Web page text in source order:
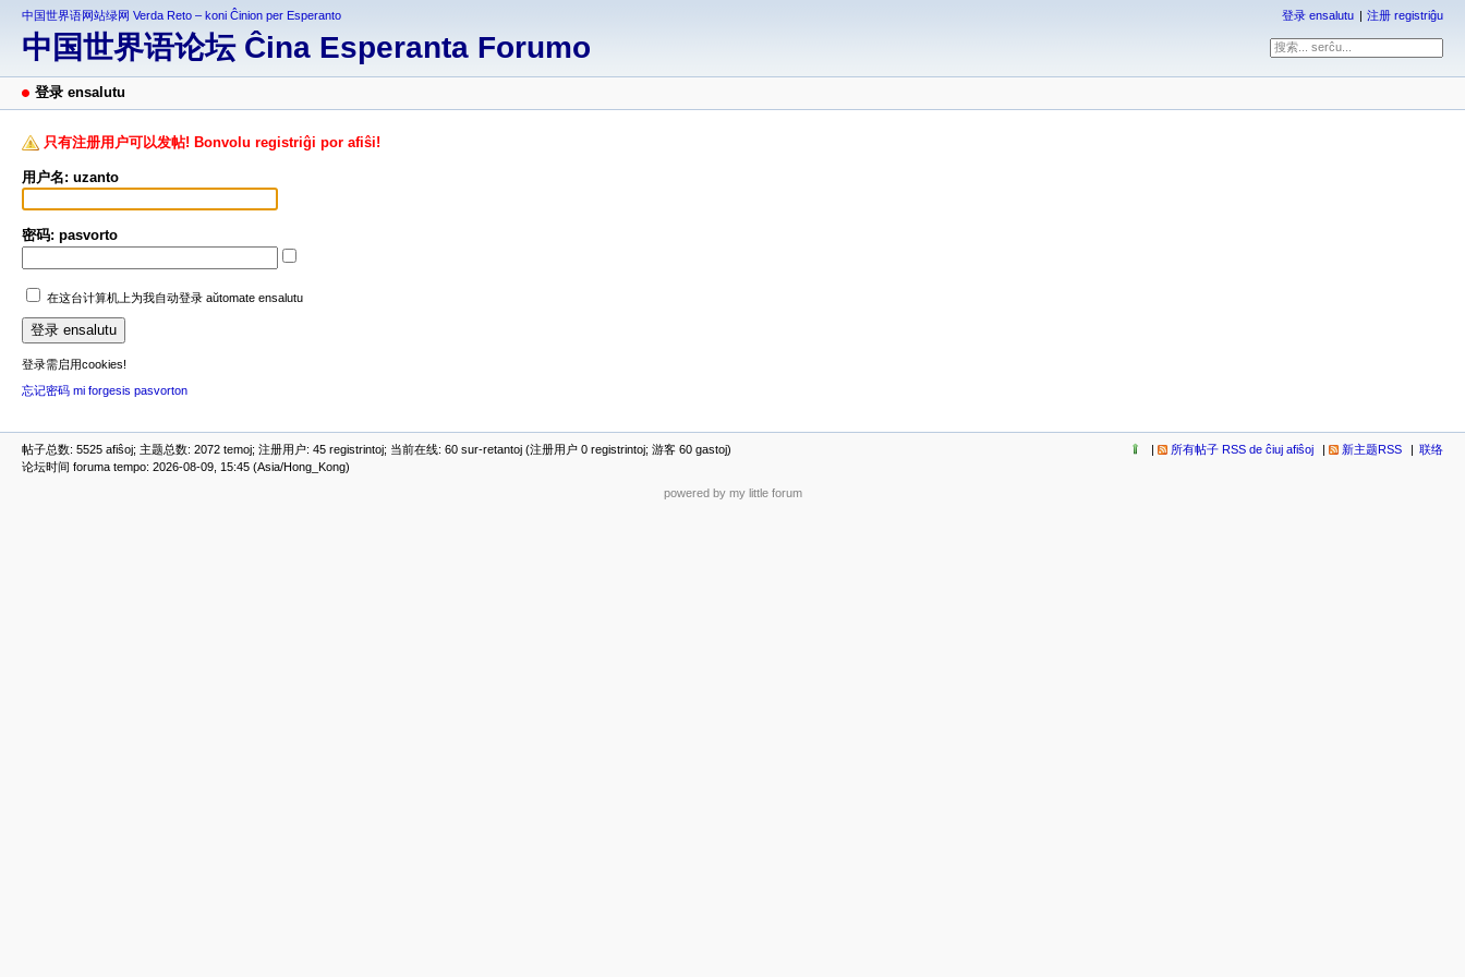
中国世界语网站绿网 Verda Reto – koni Ĉinion per Esperanto
中国世界语论坛 Ĉina Esperanta Forumo
登录 ensalutu 注册 registriĝu
登录 ensalutu
只有注册用户可以发帖! Bonvolu registriĝi por afiŝi!
用户名: uzanto
密码: pasvorto
在这台计算机上为我自动登录 aŭtomate ensalutu
登录需启用cookies!
忘记密码 mi forgesis pasvorton
帖子总数: 5525 afiŝoj; 主题总数: 2072 temoj; 注册用户: 45 registrintoj; 当前在线: 60 sur-retantoj (注册用户 0 registrintoj; 游客 60 gastoj)
论坛时间 foruma tempo: 2026-08-09, 15:45 (Asia/Hong_Kong)
所有帖子 RSS de ĉiuj afiŝoj 新主题RSS 联络
powered by my little forum